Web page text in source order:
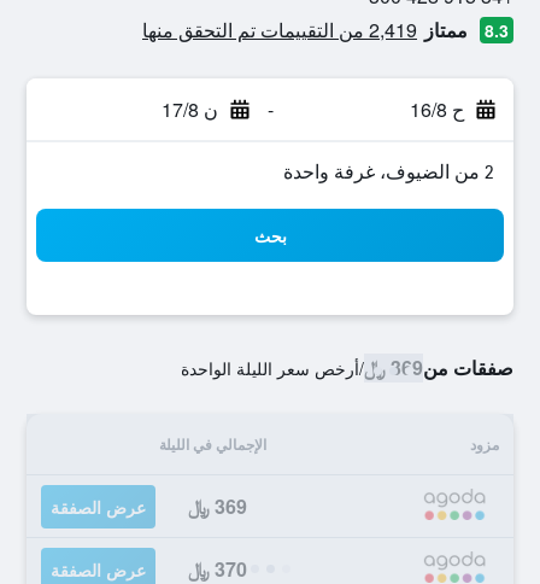
8.3 ممتاز 2,419 من التقييمات تم التحقق منها
ح 16/8 - ن 17/8
2 من الضيوف، غرفة واحدة
بحث
صفقات من369 ﷼ /أرخص سعر الليلة الواحدة
مزود الإجمالي في الليلة
369 ﷼ عرض الصفقة
370 ﷼ عرض الصفقة